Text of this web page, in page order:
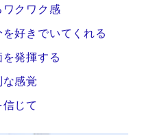
クワク感
好きでいてくれる
発揮する
感覚
じて